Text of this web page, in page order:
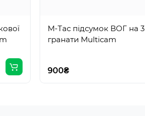
M-Tac підсумок ВОГ на 3
гранати Multicam
900₴